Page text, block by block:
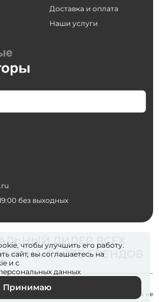
Доставка и оплата
Наши услуги
без выходных
ДИЛЕР ВСЕХ
НА САЙТЕ БРЕНДОВ
. Информация на сайте dizelnye-generatory.ru не
чтобы улучшить его работу.
сайт, вы соглашаетесь на
и с
данных
Принимаю